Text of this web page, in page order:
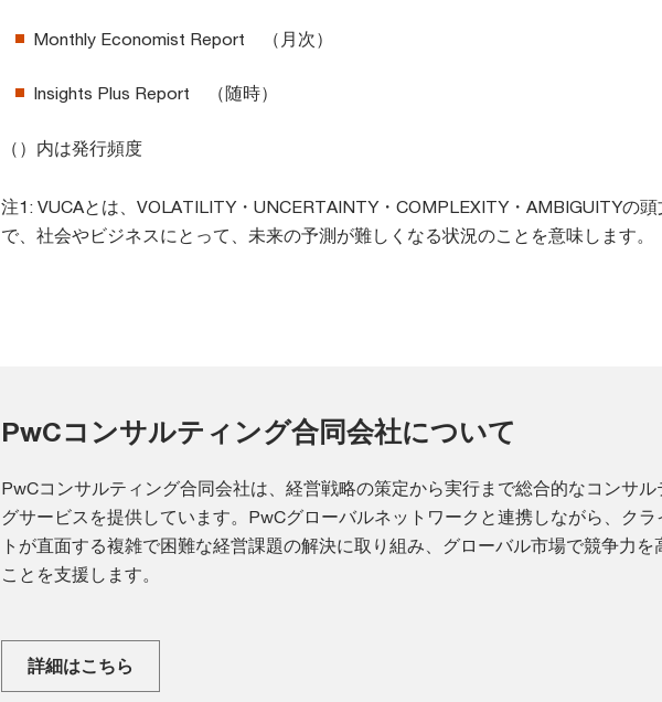
Monthly Economist Report （月次）
Insights Plus Report （随時）
（）内は発行頻度
注1: VUCAとは、VOLATILITY・UNCERTAINTY・COMPLEXITY・AMBIGUITYの頭
で、社会やビジネスにとって、未来の予測が難しくなる状況のことを意味します。
PwCコンサルティング合同会社について
PwCコンサルティング合同会社は、経営戦略の策定から実行まで総合的なコンサル
グサービスを提供しています。PwCグローバルネットワークと連携しながら、クラ
トが直面する複雑で困難な経営課題の解決に取り組み、グローバル市場で競争力を
ことを支援します。
詳細はこちら